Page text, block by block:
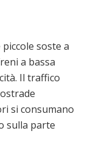
soste a
a bassa
Il traffico
si consumano
sulla parte